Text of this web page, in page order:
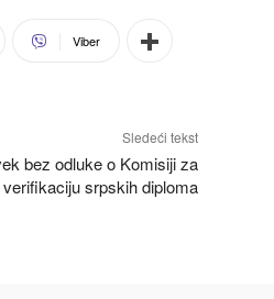
Viber
Sledeći tekst
bez odluke o Komisiji za
verifikaciju srpskih diploma